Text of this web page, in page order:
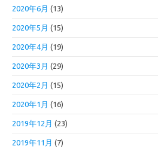
2020年6月 (13)
2020年5月 (15)
2020年4月 (19)
2020年3月 (29)
2020年2月 (15)
2020年1月 (16)
2019年12月 (23)
2019年11月 (7)